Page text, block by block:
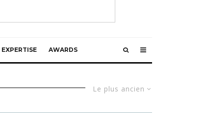
EXPERTISE AWARDS
Le plus ancien